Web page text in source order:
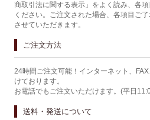
商取引法に関する表示」をよく読み、各
ください。ご注文された場合、各項目ご
させていただきます。
ご注文方法
24時間ご注文可能！インターネット、
けております。
お電話でもご注文いただけます。(平日
送料・発送について